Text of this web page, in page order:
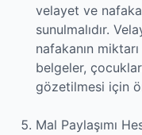
velayet ve
sunulmalıdır.
nafakanın
belgeler,
gözetilmesi için
Mal Paylaşımı